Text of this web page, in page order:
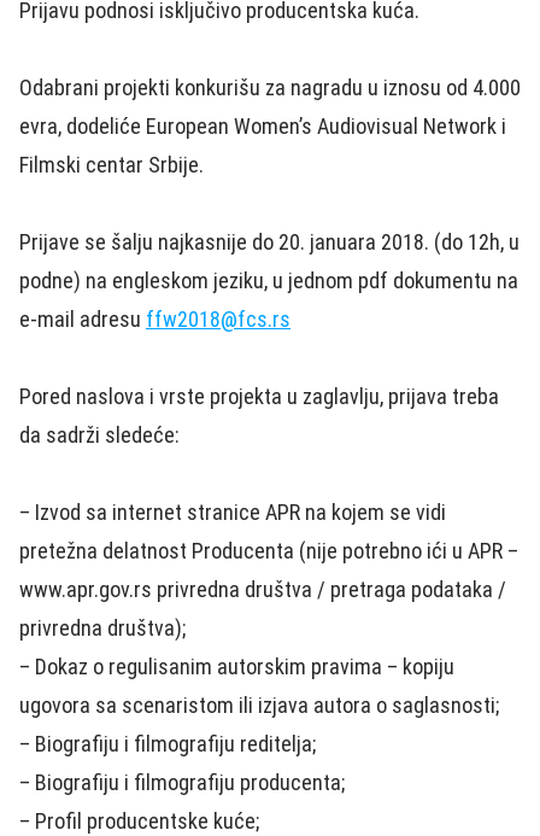
Prijavu podnosi isključivo producentska kuća.
Odabrani projekti konkurišu za nagradu u iznosu od 4.000
evra, dodeliće European Women’s Audiovisual Network i
Filmski centar Srbije.
Prijave se šalju najkasnije do 20. januara 2018. (do 12h, u
podne) na engleskom jeziku, u jednom pdf dokumentu na
e-mail adresu ffw2018@fcs.rs
Pored naslova i vrste projekta u zaglavlju, prijava treba
da sadrži sledeće:
– Izvod sa internet stranice APR na kojem se vidi
pretežna delatnost Producenta (nije potrebno ići u APR –
www.apr.gov.rs privredna društva / pretraga podataka /
privredna društva);
– Dokaz o regulisanim autorskim pravima – kopiju
ugovora sa scenaristom ili izjava autora o saglasnosti;
– Biografiju i filmografiju reditelja;
– Biografiju i filmografiju producenta;
– Profil producentske kuće;